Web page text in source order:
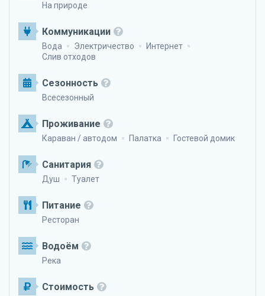
На природе
Коммуникации
Вода Электричество
Интернет
Слив отходов
Сезонность
Всесезонный
Проживание
Караван / автодом Палатка Гостевой домик
Санитария
Душ Туалет
Питание
Ресторан
Водоём
Река
Стоимость